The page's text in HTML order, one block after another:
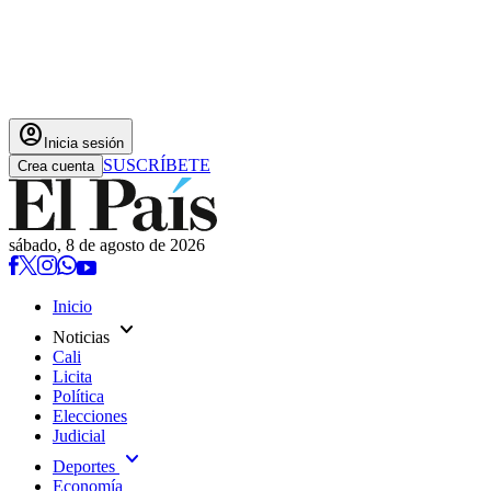
account_circle Inicia sesión
Crea cuenta SUSCRÍBETE
sábado, 8 de agosto de 2026
Inicio
Noticias expand_more
Cali
Licita
Política
Elecciones
Judicial
Deportes expand_more
Economía